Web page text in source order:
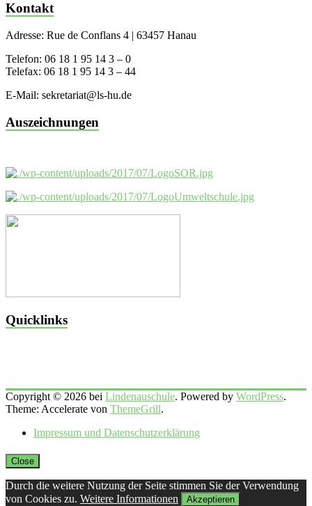
Kontakt
Adresse: Rue de Conflans 4 | 63457 Hanau
Telefon: 06 18 1 95 14 3 – 0
Telefax: 06 18 1 95 14 3 – 44
E-Mail: sekretariat@ls-hu.de
Auszeichnungen
Quicklinks
Copyright © 2026 bei Lindenauschule. Powered by WordPress.
Theme: Accelerate von ThemeGrill.
Impressum und Datenschutzerklärung
Close
Durch die weitere Nutzung der Seite stimmen Sie der Verwendung
von Cookies zu. Weitere Informationen Akzeptieren